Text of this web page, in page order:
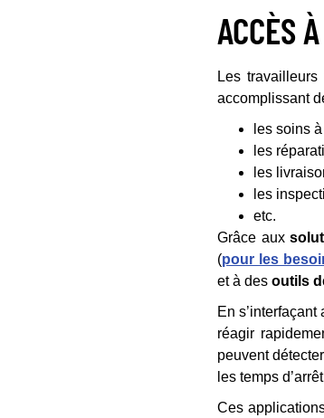
ACCÈS
Les
accomplissant
les soins
les
les
les
etc.
Grâce aux
(pour les
et à des outils
En
réagir
peuvent
les temps
Ces